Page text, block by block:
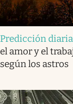
Predicción diaria
el amor y el
según los astros